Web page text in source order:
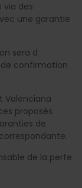
via des
une garantie
sera d
confirmation
Valenciana
proposés
de
de la perte